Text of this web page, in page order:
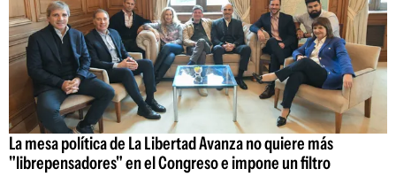
La mesa política de La Libertad Avanza no quiere más
"librepensadores" en el Congreso e impone un filtro